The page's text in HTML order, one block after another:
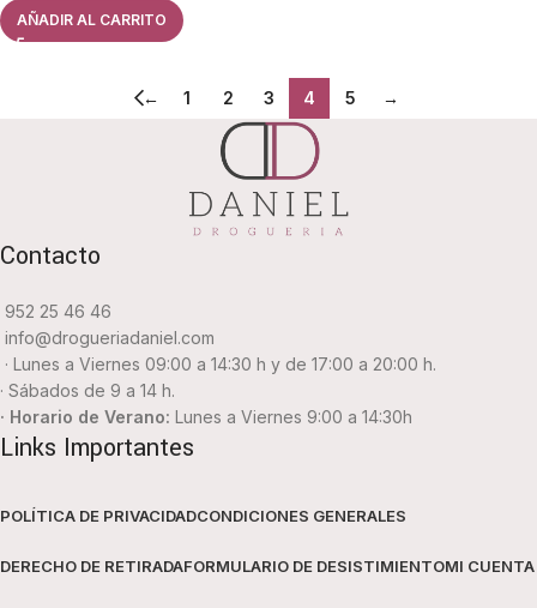
AÑADIR AL CARRITO
← 1 2 3 4 5 →
Contacto
952 25 46 46
info@drogueriadaniel.com
· Lunes a Viernes 09:00 a 14:30 h y de 17:00 a 20:00 h.
· Sábados de 9 a 14 h.
· Horario de Verano: Lunes a Viernes 9:00 a 14:30h
Links Importantes
POLÍTICA DE PRIVACIDADCONDICIONES GENERALES
DERECHO DE RETIRADAFORMULARIO DE DESISTIMIENTOMI CUENTA